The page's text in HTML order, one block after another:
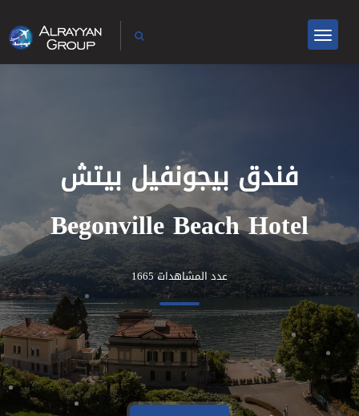
فندق بيجونفيل بيتش
Begonville Beach Hotel
عدد المشاهدات 1665